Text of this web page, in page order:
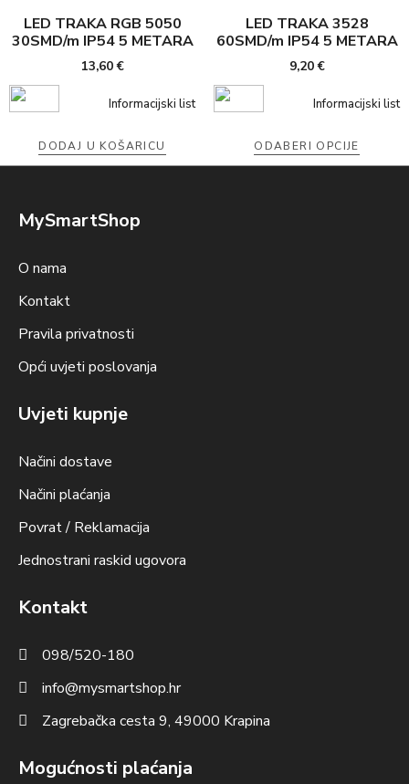
LED TRAKA RGB 5050
30SMD/m IP54 5 METARA
13,60€
Informacijski list
DODAJ U KOŠARICU
LED TRAKA 3528
60SMD/m IP54 5 METARA
9,20€
Informacijski list
ODABERI OPCIJE
MySmartShop
O nama
Kontakt
Pravila privatnosti
Opći uvjeti poslovanja
Uvjeti kupnje
Načini dostave
Načini plaćanja
Povrat / Reklamacija
Jednostrani raskid ugovora
Kontakt
098/520-180
info@mysmartshop.hr
Zagrebačka cesta 9, 49000 Krapina
Mogućnosti plaćanja